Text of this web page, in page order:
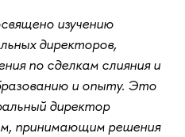
изучению
директоров,
по сделкам слияния и
и опыту. Это
директор
принимающим решения